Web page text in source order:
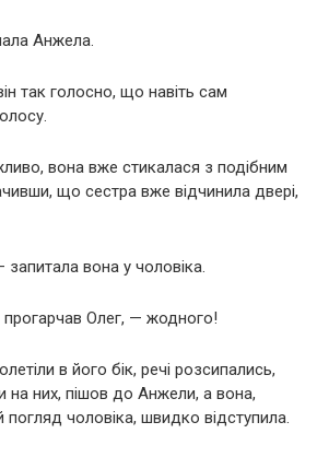
Анжела.
так голосно, що навіть сам
вона вже стикалася з подібним
що сестра вже відчинила двері,
вона у чоловіка.
прогарчав Олег, — жодного!
в його бік, речі розсипались,
на них, пішов до Анжели, а вона,
чоловіка, швидко відступила.